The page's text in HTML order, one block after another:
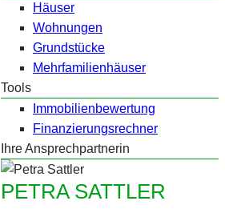
Häuser
Wohnungen
Grundstücke
Mehrfamilienhäuser
Tools
Immobilienbewertung
Finanzierungsrechner
Ihre Ansprechpartnerin
PETRA SATTLER